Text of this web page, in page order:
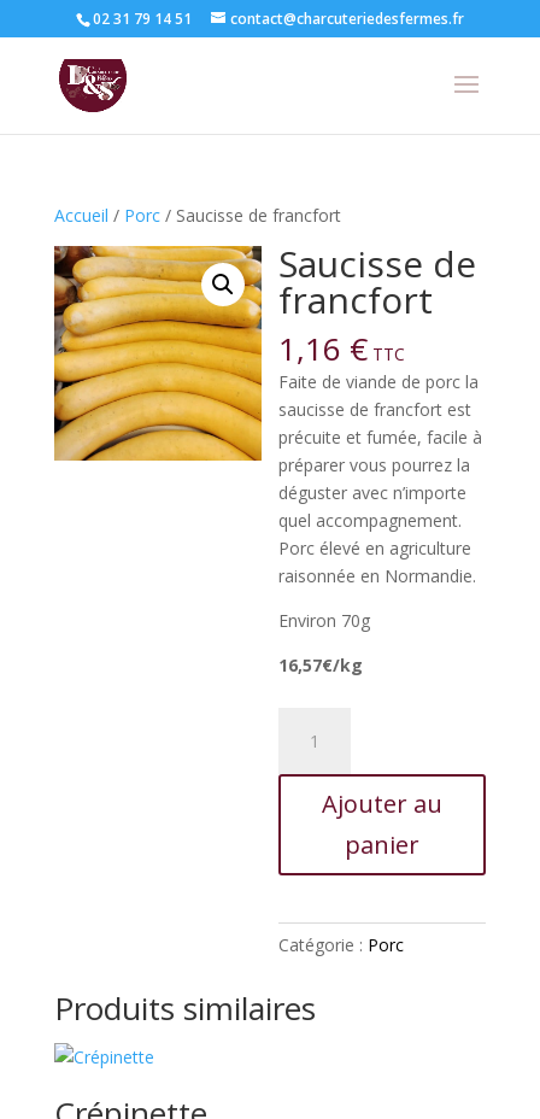
02 31 79 14 51 contact@charcuteriedesfermes.fr
Accueil / Porc/ Saucisse de francfort
Saucisse de
francfort
1,16 € TTC
Faite de viande de porc la
saucisse de francfort est
précuite et fumée, facile à
préparer vous pourrez la
déguster avec n’importe
quel accompagnement.
Porc élevé en agriculture
raisonnée en Normandie.
Environ 70g
16,57€/kg
Saucisse
Ajouter au
panier
Catégorie : Porc
Produits similaires